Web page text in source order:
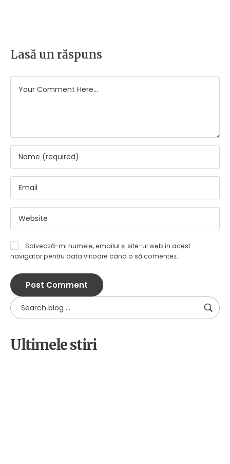
Lasă un răspuns
Salvează-mi numele, emailul și site-ul web în acest
navigator pentru data viitoare când o să comentez.
Ultimele stiri